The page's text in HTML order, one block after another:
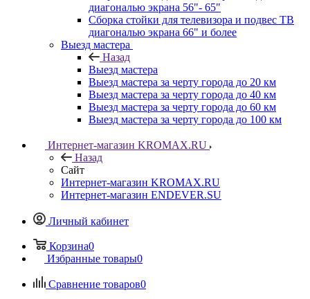
диагональю экрана 56"- 65"
Сборка стойки для телевизора и подвес ТВ
диагональю экрана 66" и более
Выезд мастера
Назад
Выезд мастера
Выезд мастера за черту города до 20 км
Выезд мастера за черту города до 40 км
Выезд мастера за черту города до 60 км
Выезд мастера за черту города до 100 км
Интернет-магазин KROMAX.RU
Назад
Сайт
Интернет-магазин KROMAX.RU
Интернет-магазин ENDEVER.SU
Личный кабинет
Корзина0
Избранные товары0
Сравнение товаров0